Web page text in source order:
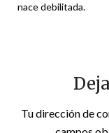
nace debilitada.
Tu dirección de